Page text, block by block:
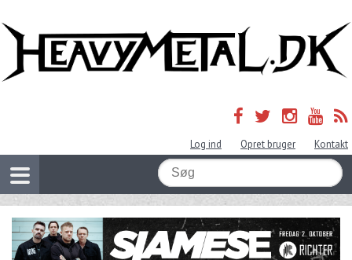
Log ind Opret bruger Kontakt